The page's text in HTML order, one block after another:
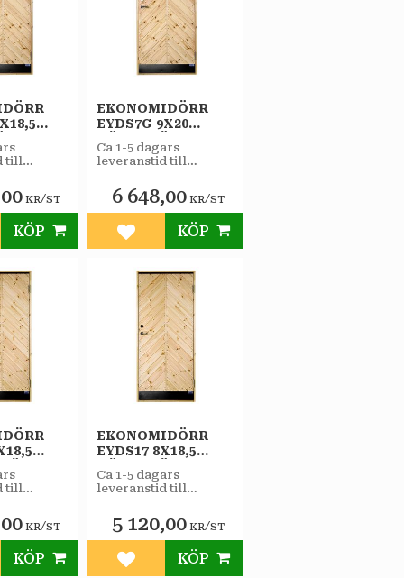
till
KR/ST
i favoriter
KÖP
EKONOMIDÖRR
EYDS7G 9X20
HÖGERHÄNGD
STAR
VARMFÖRRÅD
SPORT 2-GLAS
Ca 1-5 dagars
leveranstid till
6 648,00KR/ST
Lägg till i favoriter
KÖP
till
KR/ST
i favoriter
KÖP
EKONOMIDÖRR
EYDS17 8X18,5
STAR
VARMFÖRRÅD
Ca 1-5 dagars
leveranstid till
5 120,00KR/ST
Lägg till i favoriter
KÖP